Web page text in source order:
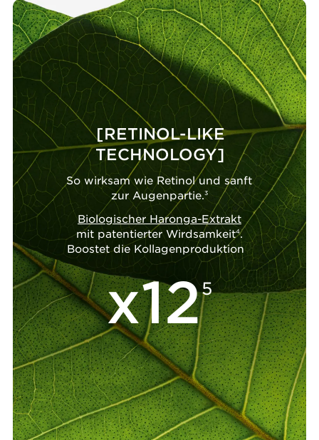
[RETINOL-LIKE
TECHNOLOGY]
So wirksam wie Retinol und sanft
zur Augenpartie.3
Biologischer Haronga-Extrakt
mit patentierter Wirdsamkeit4.
Boostet die Kollagenproduktion
x125